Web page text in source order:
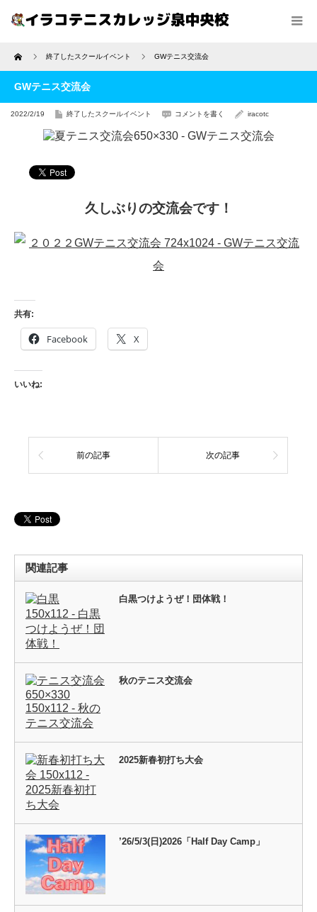
Home 終了したスクールイベント GWテニス交流会
GWテニス交流会
2022/2/19 終了したスクールイベント コメントを書く iracotc
久しぶりの交流会です！
共有:
Facebook X
いいね:
前の記事 次の記事
関連記事
白黒つけようぜ！団体戦！
秋のテニス交流会
2025新春初打ち大会
’26/5/3(日)2026「Half Day Camp」